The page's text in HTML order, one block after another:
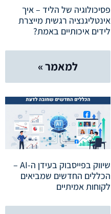
פסיכולוגיה של הליד – איך
אינטליגנציה רגשית מייצרת
לידים איכותיים באמת?
למאמר »
שיווק בפייסבוק בעידן ה-AI –
הכללים החדשים שמביאים
לקוחות אמיתיים